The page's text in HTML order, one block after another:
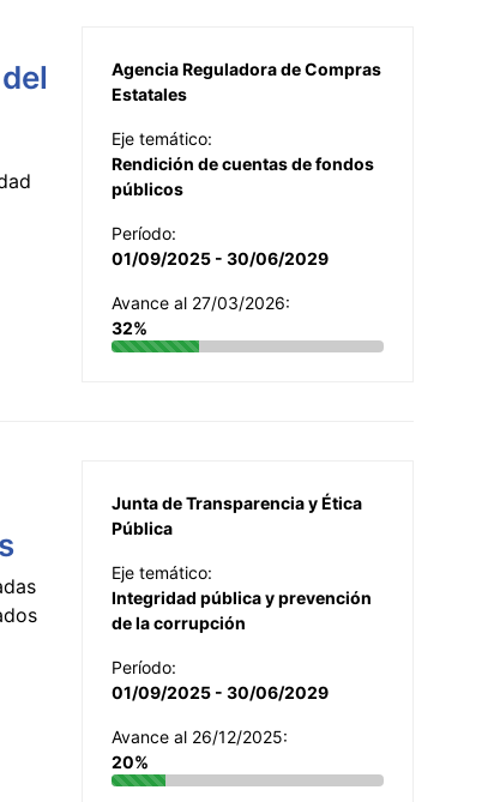
Agencia Reguladora de Compras
Estatales
Eje temático:
Rendición de cuentas de fondos
públicos
Período:
01/09/2025 - 30/06/2029
Avance al 27/03/2026:
32%
Junta de Transparencia y Ética
Pública
Eje temático:
Integridad pública y prevención
de la corrupción
Período:
01/09/2025 - 30/06/2029
Avance al 26/12/2025:
20%